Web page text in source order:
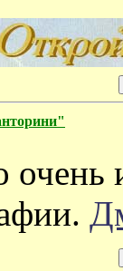
очень